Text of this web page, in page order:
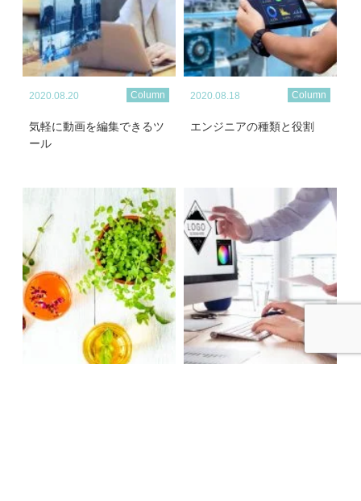
2020.08.20 Column
気軽に動画を編集できるツ
ール
2020.08.18 Column
エンジニアの種類と役割